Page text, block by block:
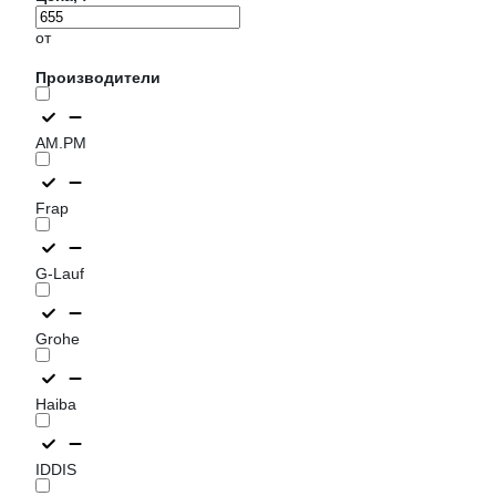
от
Производители
AM.PM
Frap
G-Lauf
Grohe
Haiba
IDDIS